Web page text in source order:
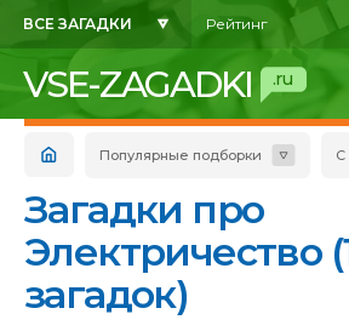
ВСЕ ЗАГАДКИ Рейтинг
VSE-ZAGADKI .ru
Популярные подборки С
Загадки про
Электричество
загадок)